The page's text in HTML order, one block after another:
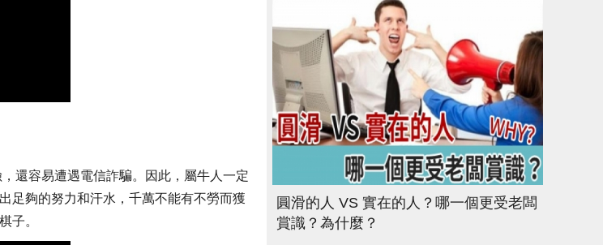
還容易遭遇電信詐騙。因此，屬牛人一定
足夠的努力和汗水，千萬不能有不勞而獲
子。
圓滑的人 VS 實在的人？哪一個更受老闆
賞識？為什麼？